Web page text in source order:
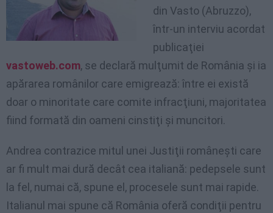
din Vasto (Abruzzo),
într-un interviu acordat
publicaţiei
vastoweb.com, se declară mulţumit de România şi ia
apărarea românilor care emigrează: între ei există
doar o minoritate care comite infracţiuni, majoritatea
fiind formată din oameni cinstiţi şi muncitori.
Andrea contrazice mitul unei Justiţii româneşti care
ar fi mult mai dură decât cea italiană: pedepsele sunt
la fel, numai că, spune el, procesele sunt mai rapide.
Italianul mai spune că România oferă condiţii pentru